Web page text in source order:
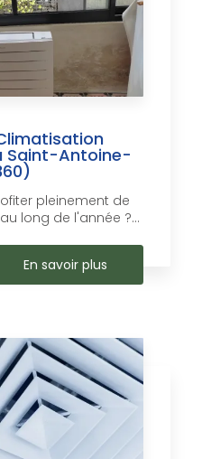
Saint-Antoine-
pleinement de
long de l'année ?...
En savoir plus